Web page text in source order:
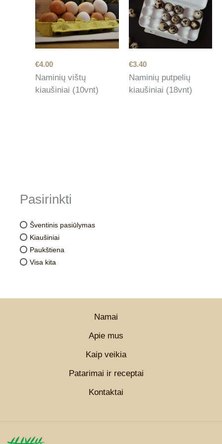
Pasirinkti
Šventinis pasiūlymas
Kiaušiniai
Paukštiena
Visa kita
€4.00
Naminių vištų
kiaušiniai (10vnt)
€3.40
Naminių putpelių
kiaušiniai (18vnt)
Namai
Apie mus
Kaip veikia
Patarimai ir receptai
Kontaktai